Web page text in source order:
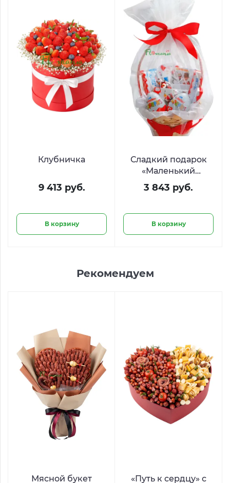
Клубничка
9 413 руб.
В корзину
Сладкий подарок
«Маленький
кролик»
3 843 руб.
В корзину
Рекомендуем
Мясной букет «Путь к сердцу» с